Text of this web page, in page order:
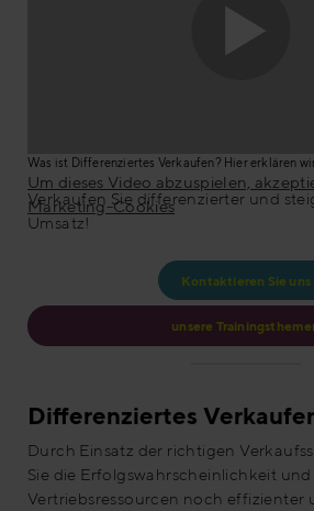
Um dieses Video abzuspielen,
Marketing-Cookies
Was ist Differenziertes Verkaufen? Hier erklären
Verkaufen Sie differenzierter und
Umsatz!
Kontaktieren Sie uns
unsere
Differenziertes
Durch Einsatz der richtigen
Sie die Erfolgswahrscheinlichkeit
Vertriebsressourcen noch effizienter